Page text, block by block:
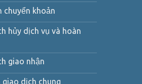
chuyển khoản
hủy dịch vụ và hoàn
giao nhận
dịch chung